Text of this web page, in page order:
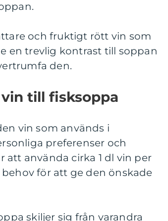
och fruktigt rött vin som
en trevlig kontrast till soppan
den.
till fisksoppa
vin som används i
preferenser och
att använda cirka 1 dl vin per
för att ge den önskade
skiljer sig från varandra